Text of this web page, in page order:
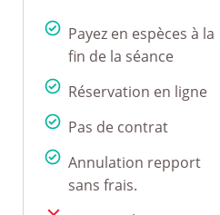
Payez en espèces à la
fin de la séance
Réservation en ligne
Pas de contrat
Annulation repport
sans frais.